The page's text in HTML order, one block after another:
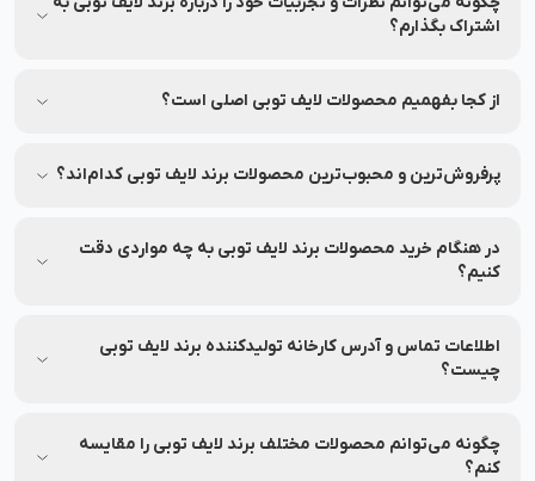
اشتراک بگذارم؟
رخ به اشتراک بگذارید.
از کجا بفهمیم محصولات لایف توبی اصلی است؟
وب‌سایت‌های رسمی مثل نشاط رخ خرید کنید.
پرفروش‌ترین و محبوب‌ترین محصولات برند لایف توبی کدام‌اند؟
توبی، می‌توانید به بخش محصولات در نشاط رخ مراجعه کنید.
در هنگام خرید محصولات برند لایف توبی به چه مواردی دقت
کنیم؟
اطلاعات تماس و آدرس کارخانه تولیدکننده برند لایف توبی
چیست؟
برچسب بسته‌بندی محصولات این برند درج شده است.
چگونه می‌توانم محصولات مختلف برند لایف توبی را مقایسه
کنم؟